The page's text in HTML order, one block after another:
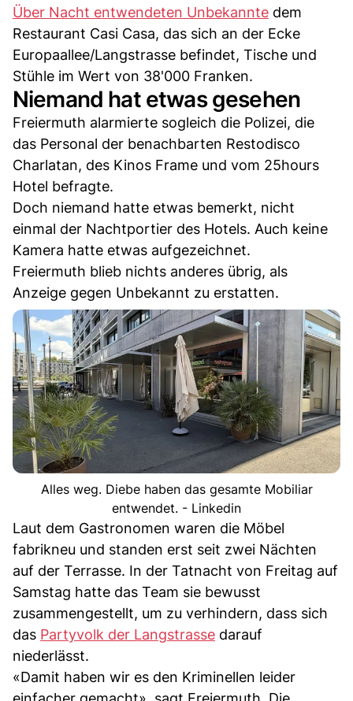
Über Nacht entwendeten Unbekannte dem
Restaurant Casi Casa, das sich an der Ecke
Europaallee/Langstrasse befindet, Tische und
Stühle im Wert von 38'000 Franken.
Niemand hat etwas gesehen
Freiermuth alarmierte sogleich die Polizei, die
das Personal der benachbarten Restodisco
Charlatan, des Kinos Frame und vom 25hours
Hotel befragte.
Doch niemand hatte etwas bemerkt, nicht
einmal der Nachtportier des Hotels. Auch keine
Kamera hatte etwas aufgezeichnet.
Freiermuth blieb nichts anderes übrig, als
Anzeige gegen Unbekannt zu erstatten.
Alles weg. Diebe haben das gesamte Mobiliar
entwendet. - Linkedin
Laut dem Gastronomen waren die Möbel
fabrikneu und standen erst seit zwei Nächten
auf der Terrasse. In der Tatnacht von Freitag auf
Samstag hatte das Team sie bewusst
zusammengestellt, um zu verhindern, dass sich
das Partyvolk der Langstrasse darauf
niederlässt.
«Damit haben wir es den Kriminellen leider